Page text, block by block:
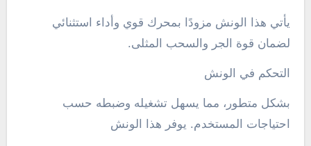
يأتي هذا الونش مزودًا بمحرك قوي وأداء استثنائي
لضمان قوة الجر والسحب المثلى.
التحكم في الونش
بشكل متطور، مما يسهل تشغيله وضبطه حسب
احتياجات المستخدم. يوفر هذا الونش